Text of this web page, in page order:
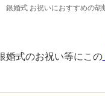
銀婚式 お祝いにおすすめの
婚式のお祝い等にこの